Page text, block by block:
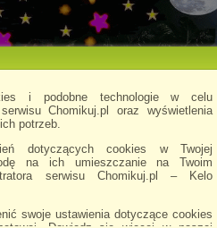
i podobne technologie w celu
Chomikuj.pl oraz wyświetlenia
potrzeb.
dotyczących cookies w Twojej
na ich umieszczanie na Twoim
serwisu Chomikuj.pl – Kelo
swoje ustawienia dotyczące cookies